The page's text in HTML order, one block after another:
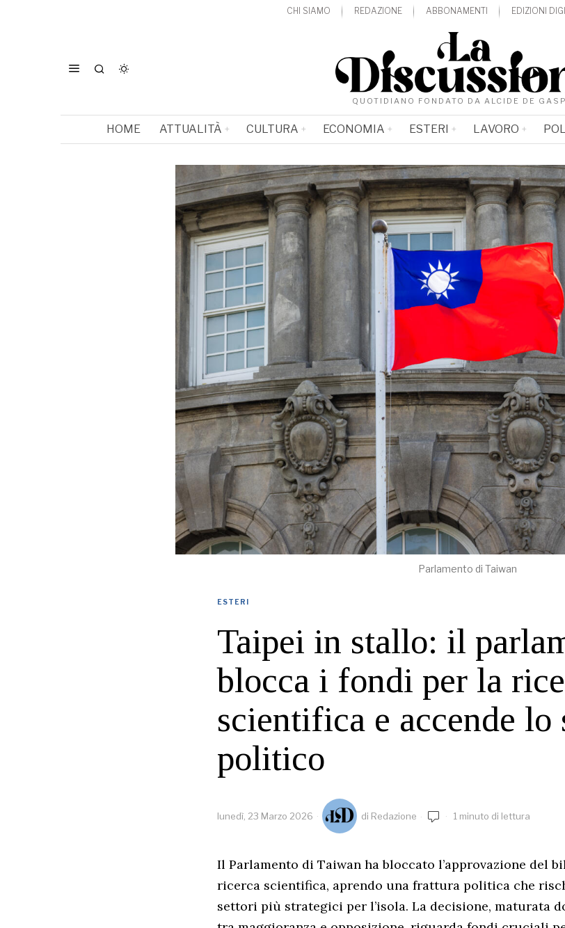
CHI SIAMO REDAZIONE ABBONAMENTI EDIZIONI
QUOTIDIANO FONDATO DA ALCIDE DE
HOME ATTUALITÀ CULTURA ECONOMIA ESTERI LAVORO
Parlamento di Taiwan
ESTERI
Taipei in stallo: il
blocca i fondi per la
scientifica e accende lo
politico
lunedì, 23 Marzo 2026 di Redazione 1 minuto di lettura
Il Parlamento di Taiwan ha bloccato l’approvazione del
ricerca scientifica, aprendo una frattura politica che
settori più strategici per l’isola. La decisione, maturata